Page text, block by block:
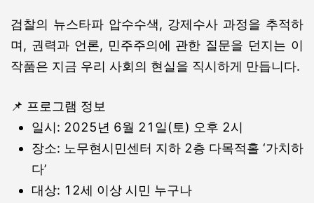
검찰의 뉴스타파 압수수색, 강제수사 과정을 추적하
며, 권력과 언론, 민주주의에 관한 질문을 던지는 이
작품은 지금 우리 사회의 현실을 직시하게 만듭니다.
📌 프로그램 정보
일시: 2025년 6월 21일(토) 오후 2시
장소: 노무현시민센터 지하 2층 다목적홀 ‘가치하
다’
대상: 12세 이상 시민 누구나